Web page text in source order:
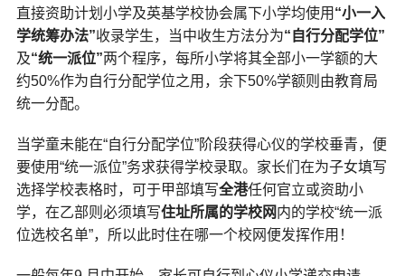
直接资助计划小学及英基学校协会属下小学均使用 “小一入
学统筹办法”收录学生，当中收生方法分为“自行分配学位”
及“统一派位”两个程序，每所小学将其全部小一学额的大
约50%作为自行分配学位之用，余下50%学额则由教育局
统一分配。
当学童未能在“自行分配学位”阶段获得心仪的学校垂青，便
要使用“统一派位”务求获得学校录取。家长们在为子女填写
选择学校表格时，可于甲部填写全港任何官立或资助小
学，在乙部则必须填写住址所属的学校网内的学校“统一派
位选校名单”，所以此时住在哪一个校网便发挥作用！